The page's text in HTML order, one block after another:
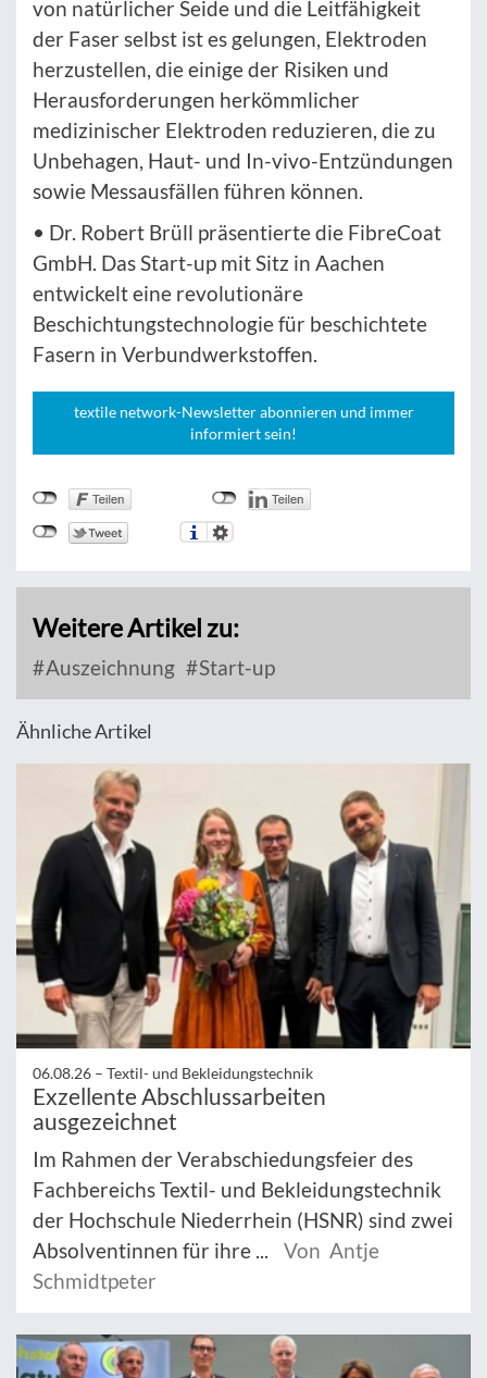
von natürlicher Seide und die Leitfähigkeit
der Faser selbst ist es gelungen, Elektroden
herzustellen, die einige der Risiken und
Herausforderungen herkömmlicher
medizinischer Elektroden reduzieren, die zu
Unbehagen, Haut- und In-vivo-Entzündungen
sowie Messausfällen führen können.
• Dr. Robert Brüll präsentierte die FibreCoat
GmbH. Das Start-up mit Sitz in Aachen
entwickelt eine revolutionäre
Beschichtungstechnologie für beschichtete
Fasern in Verbundwerkstoffen.
textile network-Newsletter abonnieren und immer
informiert sein!
Weitere Artikel zu:
Auszeichnung Start-up
Ähnliche Artikel
06.08.26 – Textil- und Bekleidungstechnik
Exzellente Abschlussarbeiten
ausgezeichnet
Im Rahmen der Verabschiedungsfeier des
Fachbereichs Textil- und Bekleidungstechnik
der Hochschule Niederrhein (HSNR) sind zwei
Absolventinnen für ihre ...
Von Antje
Schmidtpeter